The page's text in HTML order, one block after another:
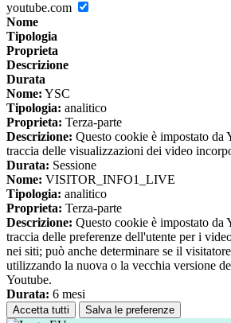
youtube.com
Nome
Tipologia
Proprieta
Descrizione
Durata
Nome: YSC
Tipologia: analitico
Proprieta: Terza-parte
Descrizione: Questo cookie è impostato da
traccia delle visualizzazioni dei video
Durata: Sessione
Nome: VISITOR_INFO1_LIVE
Tipologia: analitico
Proprieta: Terza-parte
Descrizione: Questo cookie è impostato da
traccia delle preferenze dell'utente per i
nei siti; può anche determinare se il
utilizzando la nuova o la vecchia versione
Youtube.
Durata: 6 mesi
Accetta tutti Salva le preferenze